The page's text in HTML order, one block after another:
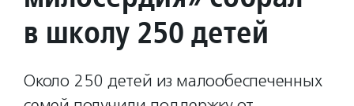
в школу 250 детей
Около 250 детей из малообеспеченных